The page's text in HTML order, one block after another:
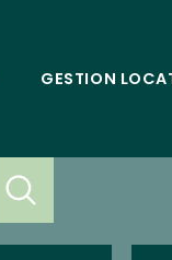
GESTION